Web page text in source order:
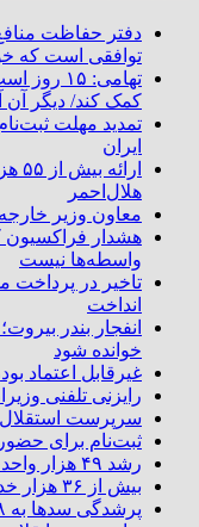
دفتر حفاظت
توافقی است که
تهامی:
کمک کند/ دیگر
تمدید مهلت
ایران
هلال‌احمر
معاون وزیر
هشدار فراکسیون
واسطه‌ها نیست
تاخیر در پرداخت
انداخت
انفجار بندر
خوانده شود
غیرقابل اعتماد
رایزنی تلفنی
سرپرست
ثبت‌نام برای حضور در
رشد ۴۹ هزار واحدی شاخص بورس
بیش از ۳۶ هزار خدمت امدادی به زائران اربعین ارائه شد
پرشدگی سدها به ۵۸درصد رسید